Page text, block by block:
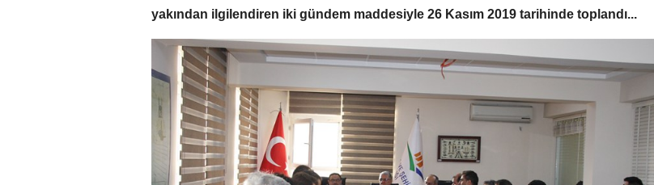
yakından ilgilendiren iki gündem maddesiyle 26 Kasım 2019 tarihinde toplandı...